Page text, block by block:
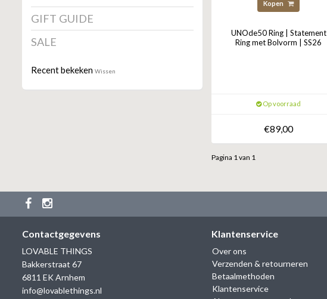
GIFT GUIDE
SALE
Recent bekeken Wissen
Kopen
UNOde50 Ring | Statement
Ring met Bolvorm | SS26
Op voorraad
€89,00
Pagina 1 van 1
Contactgegevens
LOVABLE THINGS
Bakkerstraat 67
6811 EK Arnhem
info@lovablethings.nl
Klantenservice
Over ons
Verzenden & retourneren
Betaalmethoden
Klantenservice